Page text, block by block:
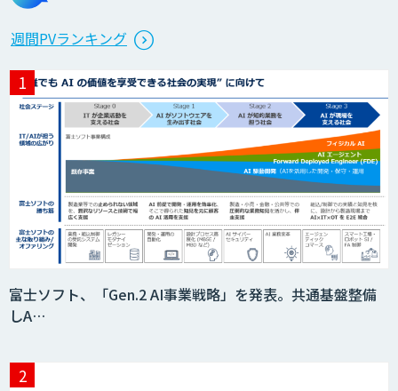
週間PVランキング
富士ソフト、「Gen.2 AI事業戦略」を発表。共通基盤整備
しA…